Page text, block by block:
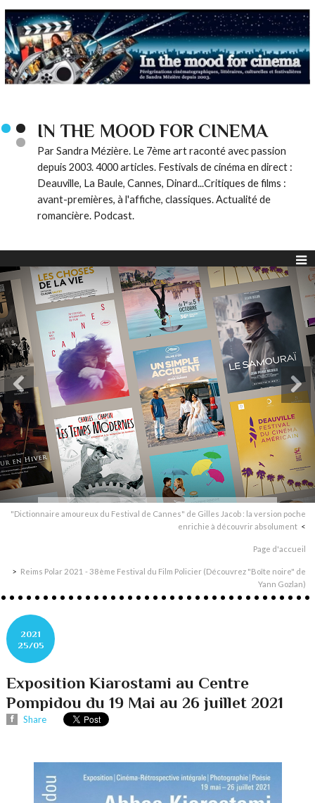
IN THE MOOD FOR CINEMA
Par Sandra Mézière. Le 7ème art raconté avec passion
depuis 2003. 4000 articles. Festivals de cinéma en direct :
Deauville, La Baule, Cannes, Dinard...Critiques de films :
avant-premières, à l'affiche, classiques. Actualité de
romancière. Podcast.
"Dictionnaire amoureux du Festival de Cannes" de Gilles Jacob : la version poche
enrichie à découvrir absolument
Page d'accueil
Reims Polar 2021 - 38ème Festival du Film Policier (Découvrez "Boîte noire" de
Yann Gozlan)
2021
25/05
Exposition Kiarostami au Centre
Pompidou du 19 Mai au 26 juillet 2021
Share